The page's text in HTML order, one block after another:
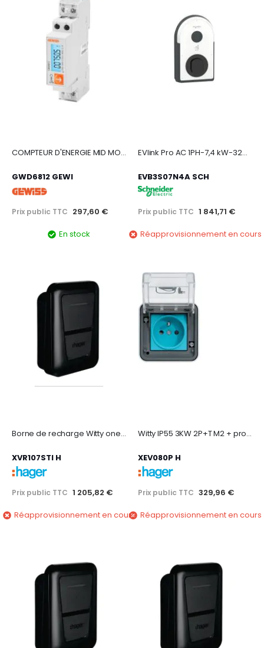
COMPTEUR D'ENERGIE MID MONOPHASE 40A 1 MODULE DLM - MODBUS
GWD6812 GEWI
Prix public TTC 297,60 €
En stock
EVlink Pro AC 1PH-7,4 kW-32A-1 priseT2S-RDC-DD 6 mA+RCD Type A +MNx
EVB3S07N4A SCH
Prix public TTC 1 841,71 €
Réapprovisionnement en cours
Borne de recharge Witty one IP54 1x7kW 1P T2+TIC+RFID+APP BLE
XVR107STI H
Prix public TTC 1 205,82 €
Réapprovisionnement en cours
Witty IP55 3KW 2P+T M2 + protection différentielle
XEV080P H
Prix public TTC 329,96 €
Réapprovisionnement en cours